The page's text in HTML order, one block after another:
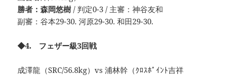
勝者：森岡悠樹 / 判定0-3 / 主審：神谷友和
副審：谷本29-30. 河原29-30. 和田29-30.
◆4. フェザー級3回戦
成澤龍（SRC/56.8kg）vs 浦林幹（ｸﾛｽﾎﾟｲﾝﾄ吉祥